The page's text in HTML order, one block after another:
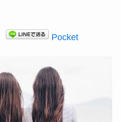
Pocket